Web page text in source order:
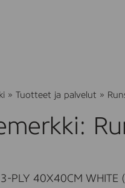
» Tuotteet ja palvelut »
3-PLY 40X40CM WHITE